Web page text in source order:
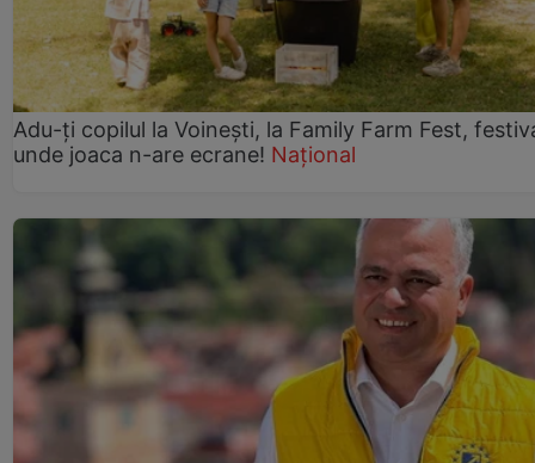
Adu-ți copilul la Voinești, la Family Farm Fest,
unde joaca n-are ecrane! Național